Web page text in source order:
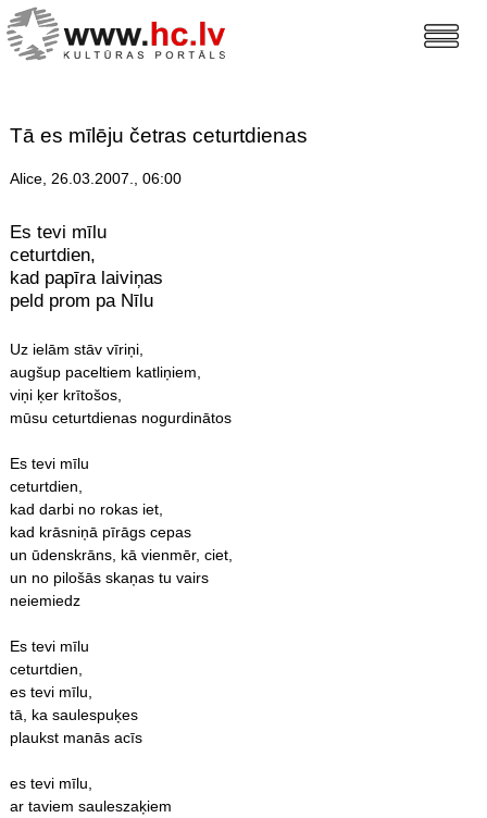
Tā es mīlēju četras ceturtdienas
Alice, 26.03.2007., 06:00
Es tevi mīlu
ceturtdien,
kad papīra laiviņas
peld prom pa Nīlu
Uz ielām stāv vīriņi,
augšup paceltiem katliņiem,
viņi ķer krītošos,
mūsu ceturtdienas nogurdinātos
Es tevi mīlu
ceturtdien,
kad darbi no rokas iet,
kad krāsniņā pīrāgs cepas
un ūdenskrāns, kā vienmēr, ciet,
un no pilošās skaņas tu vairs
neiemiedz
Es tevi mīlu
ceturtdien,
es tevi mīlu,
tā, ka saulespuķes
plaukst manās acīs
es tevi mīlu,
ar taviem sauleszaķiem